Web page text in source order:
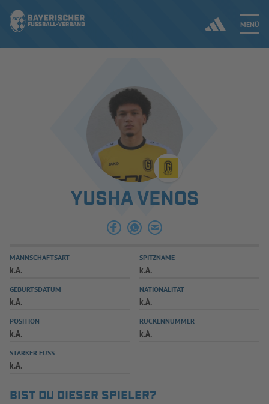
MENÜ
ERGEBNISSE & WETTBEWERBE
SPIELBETRIEB & VERBANDSLEBEN
AUSBILDUNG & FÖRDERUNG
SPIELPLUS
YUSHA VENOS
MANNSCHAFTSART
k.A.
SPITZNAME
k.A.
GEBURTSDATUM
k.A.
NATIONALITÄT
k.A.
POSITION
k.A.
RÜCKENNUMMER
k.A.
STARKER FUSS
k.A.
BIST DU DIESER SPIELER?